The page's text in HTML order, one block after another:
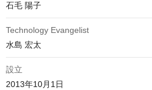
石毛 陽子
Technology Evangelist
水島 宏太
設立
2013年10月1日